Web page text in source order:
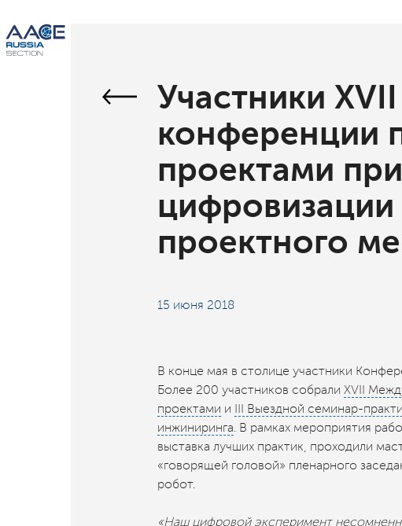
Участники
конференции
проектами
цифровизации
проектного
15 июня 2018
В конце мая в столице участники
Более 200 участников собрали XVII
проектами и III Выездной семинар-
инжиниринга. В рамках мероприятия
выставка лучших практик, проходили
«говорящей головой» пленарного
робот.
«Наш цифровой эксперимент